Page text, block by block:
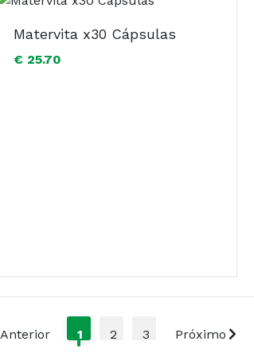
Matervita x30 Cápsulas
€ 25.70
Anterior 1 2 3 Próximo